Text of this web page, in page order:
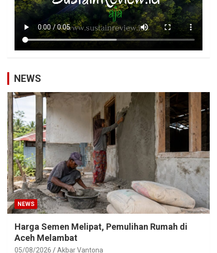
NEWS
NEWS
Harga Semen Melipat, Pemulihan Rumah di
Aceh Melambat
05/08/2026 Akbar Vantona